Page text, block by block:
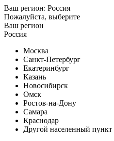
Ваш регион: Россия
Пожалуйста, выберите
Ваш регион
Россия
Москва
Санкт-Петербург
Екатеринбург
Казань
Новосибирск
Омск
Ростов-на-Дону
Самара
Краснодар
Другой населенный пункт